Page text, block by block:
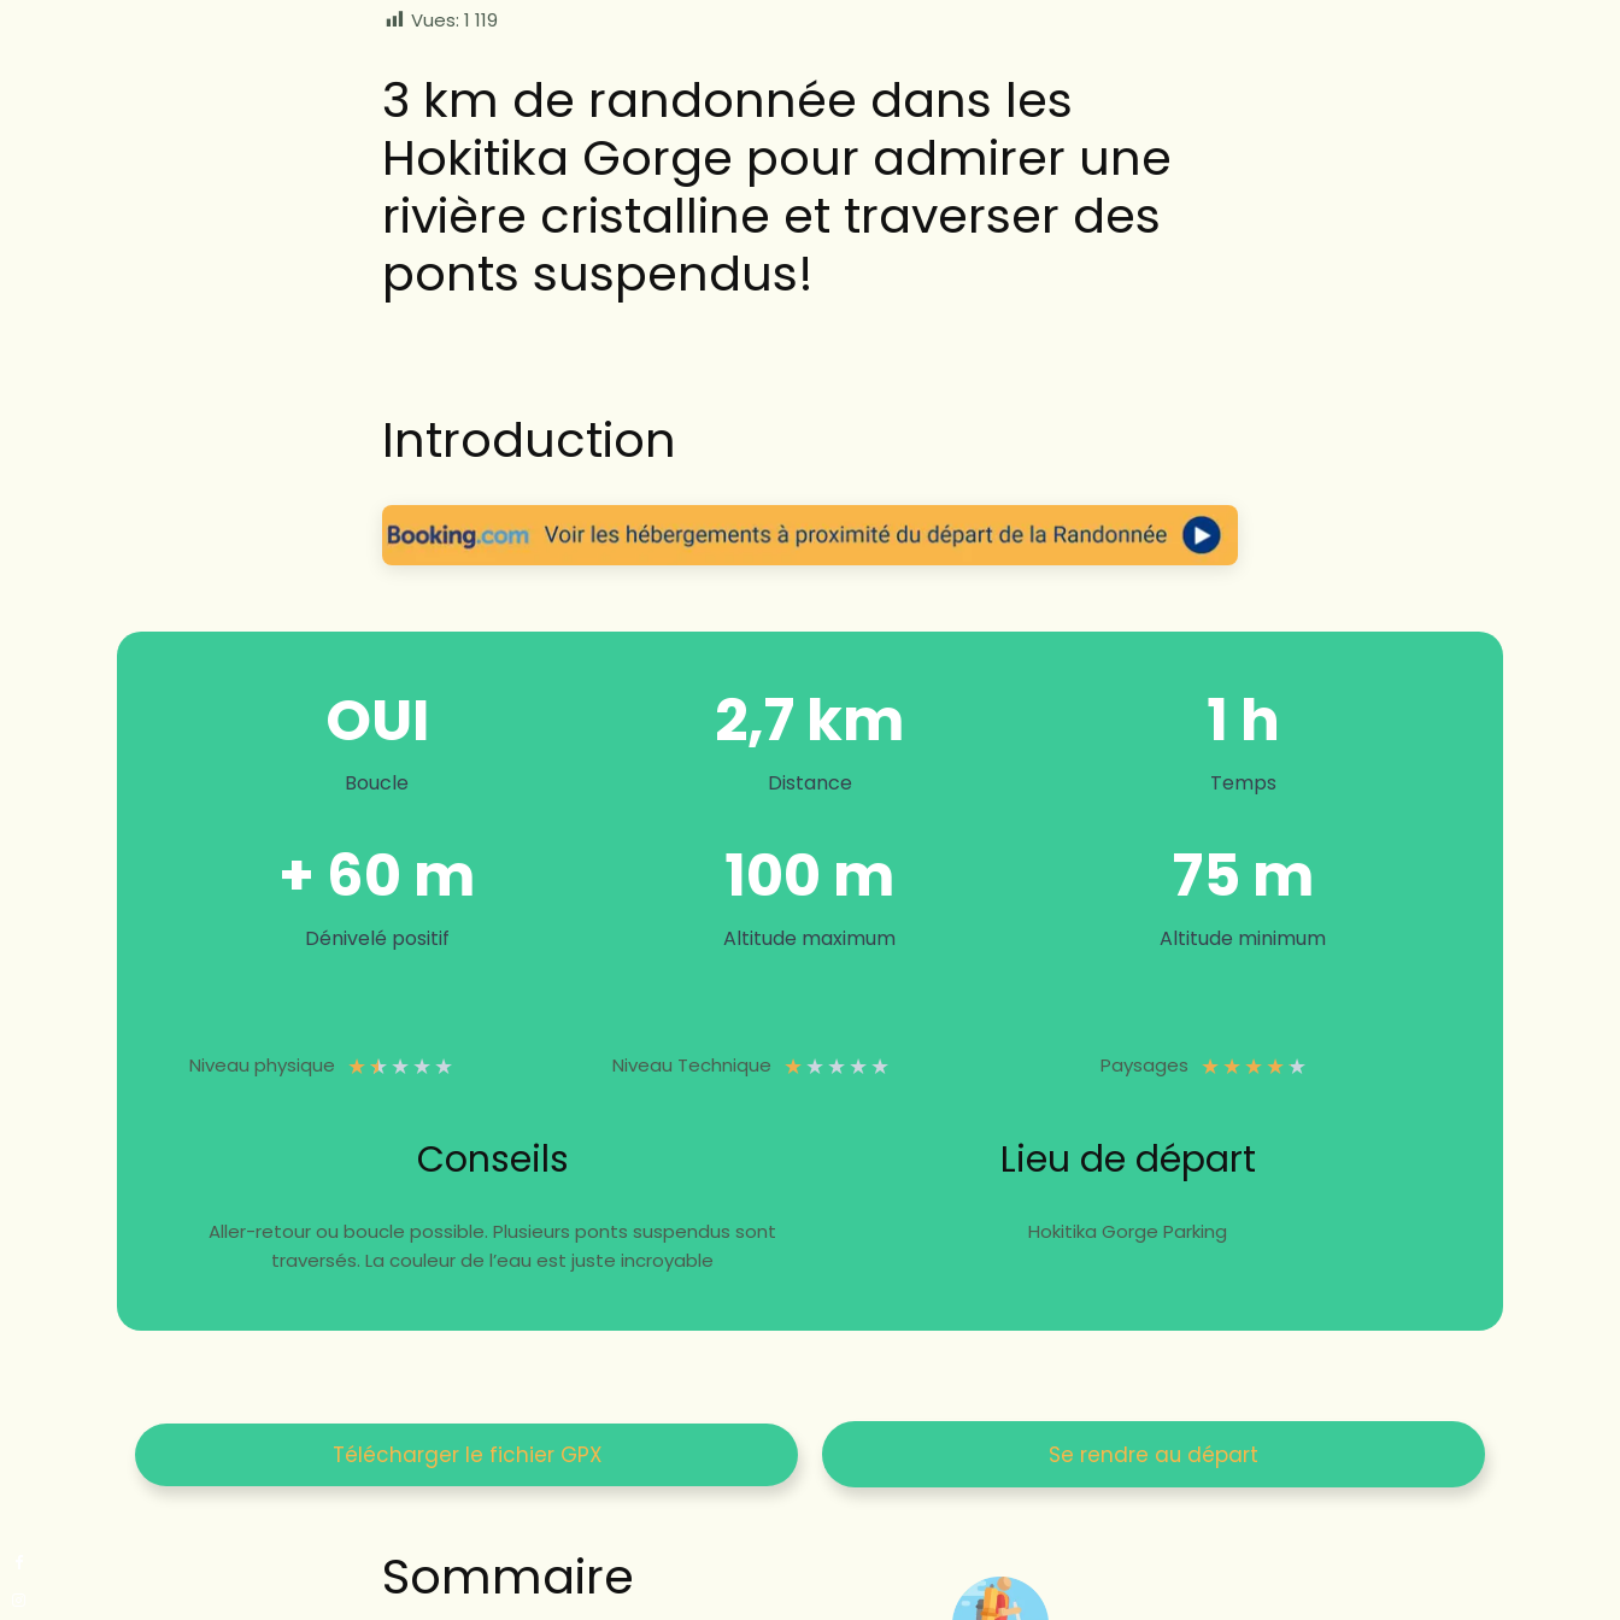
Vues: 1 119
3 km de randonnée dans les
Hokitika Gorge pour admirer une
rivière cristalline et traverser des
ponts suspendus!
Introduction
OUI
Boucle
2,7 km
Distance
1 h
Temps
+ 60 m
Dénivelé positif
100 m
Altitude maximum
75 m
Altitude minimum
Niveau physique ★★★★★ Niveau Technique ★★★★★ Paysages ★★★★★
Conseils
Aller-retour ou boucle possible. Plusieurs ponts suspendus sont
traversés. La couleur de l’eau est juste incroyable
Lieu de départ
Hokitika Gorge Parking
Télécharger le fichier GPX Se rendre au départ
Sommaire